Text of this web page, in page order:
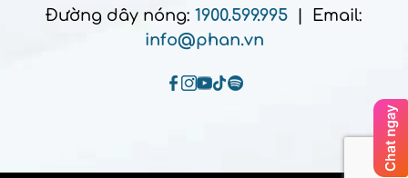
Đường dây nóng: 1900.599.995 | Email:
info@phan.vn